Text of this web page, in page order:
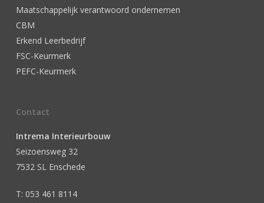
Maatschappelijk verantwoord ondernemen
CBM
Erkend Leerbedrijf
FSC-Keurmerk
PEFC-Keurmerk
Contact
Intrema Interieurbouw
Seizoensweg 32
7532 SL Enschede
T: 053 461 8114